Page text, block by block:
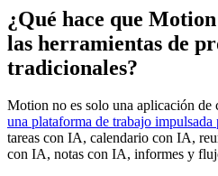
¿Qué hace que
las herramientas de
tradicionales?
Motion no es solo una aplicación de
una plataforma de trabajo
tareas con IA, calendario con IA,
con IA, notas con IA, informes y